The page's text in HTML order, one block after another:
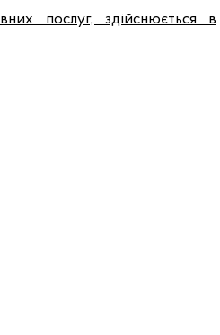
послуг, здійснюється в